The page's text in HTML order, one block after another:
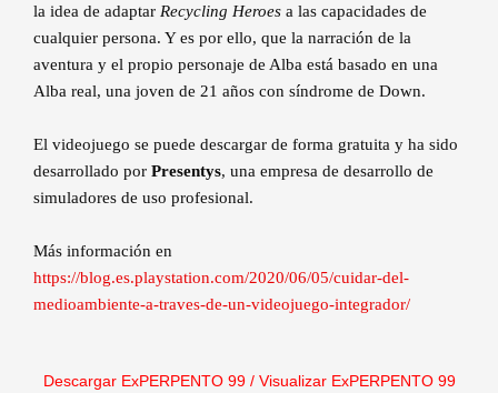
la idea de adaptar Recycling Heroes a las capacidades de
cualquier persona. Y es por ello, que la narración de la
aventura y el propio personaje de Alba está basado en una
Alba real, una joven de 21 años con síndrome de Down.
El videojuego se puede descargar de forma gratuita y ha sido
desarrollado por Presentys, una empresa de desarrollo de
simuladores de uso profesional.
Más información en
https://blog.es.playstation.com/2020/06/05/cuidar-del-
medioambiente-a-traves-de-un-videojuego-integrador/
Descargar ExPERPENTO 99/ Visualizar ExPERPENTO 99